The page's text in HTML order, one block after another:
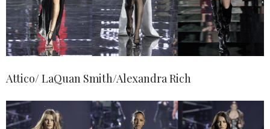
Attico/ LaQuan Smith/Alexandra Rich